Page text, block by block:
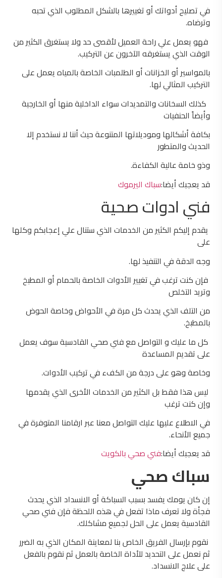
في تصليح أدواتك أو تغييرها بالشكل المطلوب الذي تحبه
وترضاه.
فهو يعمل علي راحة العميل لأقصى حد ولا يستغرق الكثير من
الوقت الذي يستغرقه الآخرون عن التركيب.
بالمواسير أو الخزانات أو الطلمبات الخاصة بالمياه يعمل على
التركيب المثالي لها.
كذلك السخانات والتمديدات سواء الداخلية منها أو الخارجية
وأيضاً الحنفيات
بكافة أشكالها وموديلاتها المتنوعة حيث أننا لا نستخدم إلا
الحديث والمتطور
وذو خامة عالية الكفاءة.
قد يعجبك أيضا:سباك اليرموك
فني ادوات صحية
يقدم إليكم الكثير من الخدمات الذي ستنال علي إعجابكم وكلها
على
وجه الدقة في التنفيذ لها.
فإن كنت ترغب في تغيير الأدوات الخاصة بالحمام أو المطبخ
وتريد التخلص
من التلف الذي يحدث كل مرة في الأحواض وخاصة الحوض
بالمطبخ.
كل ما عليك و التواصل مع فني صحي القادسية سوف يعمل
على تقديم المساعدة
وخاصة وهو على درجة من الكفء في تركيب الأدوات.
ليس هذا فقط بل الكثير من الخدمات الأخرى الذي يقدمها
وإن كنت ترغب
في الاطلاع عليها عليك التواصل معنا عبر ارقامنا المتوفرة في
جميع الأنحاء.
قد يعجبك أيضا:فني صحي بالكويت
سباك صحي
إن كان يومك يفسد بسبب السباكة أو الانسداد الذي يحدث
فجأة ولا تعرف ماذا تفعل في هذه اللحظة فإن فني صحي
القادسية يعمل على الحل لجميع مشاكلك.
نقوم بإرسال الفريق الخاص بنا لمعاينة المكان الذي به الضرر
ثم نعمل على التحديد للأداة الخاصة بالعمل ثم نقوم بالفعل
على علاج الانسداد.